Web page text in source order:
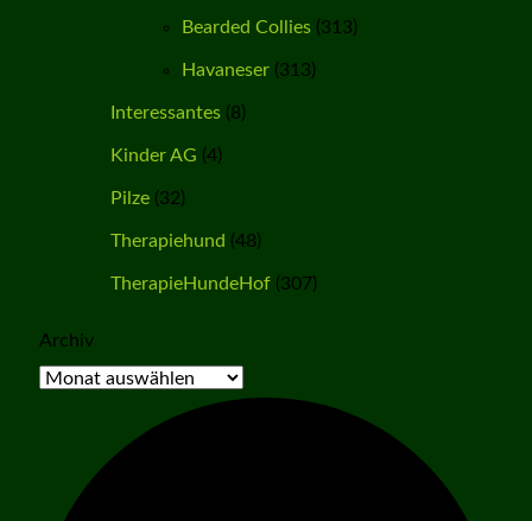
Bearded Collies(313)
Havaneser(313)
Interessantes(8)
Kinder AG (4)
Pilze(32)
Therapiehund (48)
TherapieHundeHof(307)
Archiv